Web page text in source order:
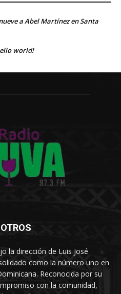
a Abel Martínez en Santa
world!
la dirección de Luis José
como la número uno en
Reconocida por su
con la comunidad,